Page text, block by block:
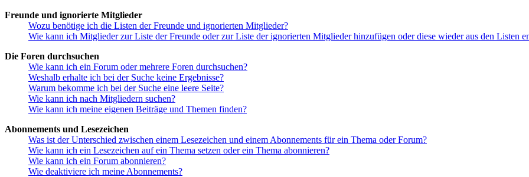
Freunde und ignorierte Mitglieder
Wozu benötige ich die Listen der Freunde und ignorierten Mitglieder?
Wie kann ich Mitglieder zur Liste der Freunde oder zur Liste der ignorierten Mitglieder hinzufügen oder diese wieder aus den Listen
Die Foren durchsuchen
Wie kann ich ein Forum oder mehrere Foren durchsuchen?
Weshalb erhalte ich bei der Suche keine Ergebnisse?
Warum bekomme ich bei der Suche eine leere Seite?
Wie kann ich nach Mitgliedern suchen?
Wie kann ich meine eigenen Beiträge und Themen finden?
Abonnements und Lesezeichen
Was ist der Unterschied zwischen einem Lesezeichen und einem Abonnements für ein Thema oder Forum?
Wie kann ich ein Lesezeichen auf ein Thema setzen oder ein Thema abonnieren?
Wie kann ich ein Forum abonnieren?
Wie deaktiviere ich meine Abonnements?